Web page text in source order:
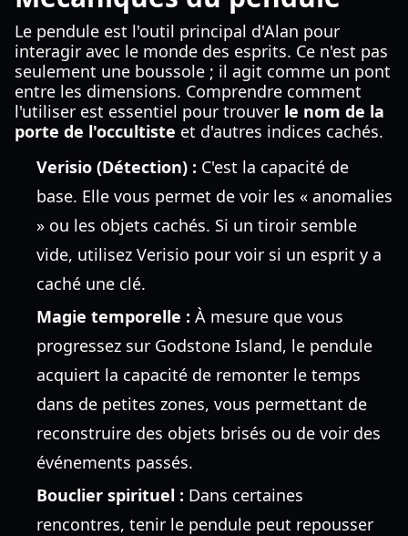
Le pendule est l'outil principal d'Alan pour
interagir avec le monde des esprits. Ce n'est pas
seulement une boussole ; il agit comme un pont
entre les dimensions. Comprendre comment
l'utiliser est essentiel pour trouver le nom de la
porte de l'occultiste et d'autres indices cachés.
Verisio (Détection) : C'est la capacité de
base. Elle vous permet de voir les « anomalies
» ou les objets cachés. Si un tiroir semble
vide, utilisez Verisio pour voir si un esprit y a
caché une clé.
Magie temporelle : À mesure que vous
progressez sur Godstone Island, le pendule
acquiert la capacité de remonter le temps
dans de petites zones, vous permettant de
reconstruire des objets brisés ou de voir des
événements passés.
Bouclier spirituel : Dans certaines
rencontres, tenir le pendule peut repousser